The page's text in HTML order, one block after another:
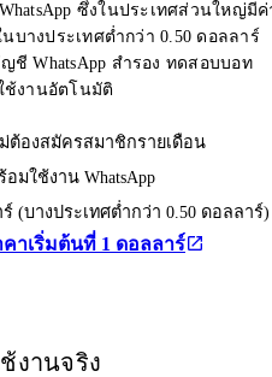
ซึ่งในประเทศส่วนใหญ่มีค่
บางประเทศต่ำกว่า 0.50 ดอลลาร์
ชี WhatsApp สำรอง ทดสอบบอท
ช้งานอัตโนมัติ
ต้องสมัครสมาชิกรายเดือน
มใช้งาน WhatsApp
(บางประเทศต่ำกว่า 0.50 ดอลลาร์)
าเริ่มต้นที่ 1 ดอลลาร์
งานจริง